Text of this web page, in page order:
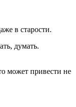
в старости.
думать.
может привести не